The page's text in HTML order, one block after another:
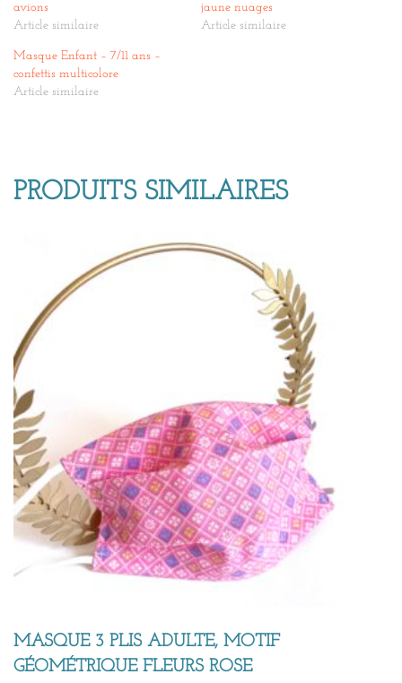
avions
Article similaire
jaune nuages
Article similaire
Masque Enfant – 7/11 ans –
confettis multicolore
Article similaire
PRODUITS SIMILAIRES
MASQUE 3 PLIS ADULTE, MOTIF
GÉOMÉTRIQUE FLEURS ROSE